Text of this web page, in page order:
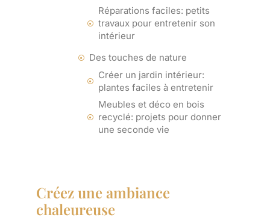
Réparations faciles: petits
travaux pour entretenir son
intérieur
Des touches de nature
Créer un jardin intérieur:
plantes faciles à entretenir
Meubles et déco en bois
recyclé: projets pour donner
une seconde vie
Créez une ambiance
chaleureuse